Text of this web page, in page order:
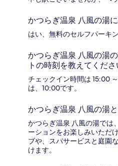
かつらぎ温泉 八風の湯
はい、無料のセルフパーキ
かつらぎ温泉 八風の湯
トの時刻を教えてくださ
チェックイン時間は 15:00
は、10:00です。
かつらぎ温泉 八風の湯
かつらぎ温泉 八風の湯では
ーションをお楽しみいただ
ブや、スパサービスと庭園
けます。